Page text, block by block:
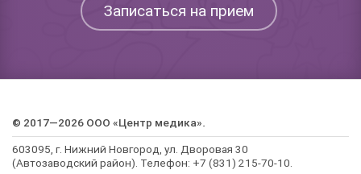
Записаться на прием
© 2017—2026 ООО «Центр медика».
603095, г. Нижний Новгород, ул. Дворовая 30
(Автозаводский район). Телефон: +7 (831) 215-70-10.